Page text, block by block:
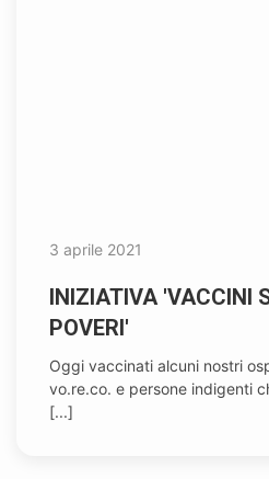
3 aprile 2021
INIZIATIVA 'VACCINI
POVERI'
Oggi vaccinati alcuni nostri
vo.re.co. e persone indigenti
[...]